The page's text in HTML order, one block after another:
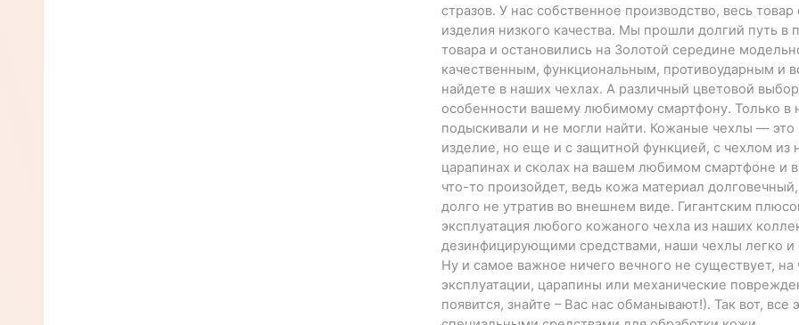
стразов. У нас собственное производство, весь
изделия низкого качества. Мы прошли долгий путь
товара и остановились на Золотой середине
качественным, функциональным, противоударным и
найдете в наших чехлах. А различный цветовой
особенности вашему любимому смартфону. Только в
подыскивали и не могли найти. Кожаные чехлы — это
изделие, но еще и с защитной функцией, с чехлом из
царапинах и сколах на вашем любимом смартфоне и
что-то произойдет, ведь кожа материал
долго не утратив во внешнем виде. Гигантским
эксплуатация любого кожаного чехла из наших
дезинфицирующими средствами, наши чехлы легко
Ну и самое важное ничего вечного не существует,
эксплуатации, царапины или механические
появится, знайте – Вас нас обманывают!). Так вот,